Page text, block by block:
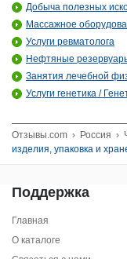
Добыча полезных
Массажное
Услуги ревматолога
Нефтяные
Занятия лечебной
Услуги генетика /
Отзывы.com › Россия ›
изделия, упаковка и
Поддержка
Главная
О каталоге